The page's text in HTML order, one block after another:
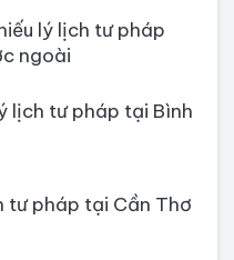
lý lịch tư pháp
ngoài
lịch tư pháp tại Bình
tư pháp tại Cần Thơ